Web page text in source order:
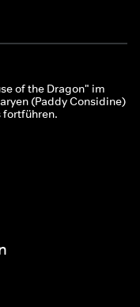
of the Dragon" im
(Paddy Considine)
fortführen.